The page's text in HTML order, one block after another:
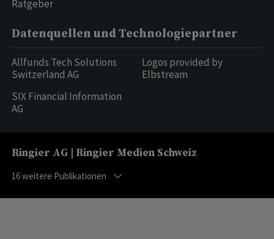
Ratgeber
Datenquellen und Technologiepartner
Allfunds Tech Solutions
Switzerland AG
SIX Financial Information
AG
Logos provided by
Elbstream
Ringier AG | Ringier Medien Schweiz
16weitere Publikationen